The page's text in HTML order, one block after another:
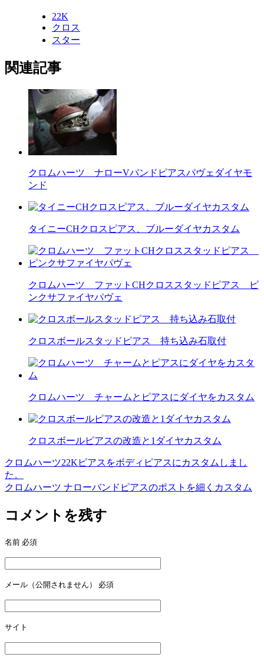
22K
クロス
スター
関連記事
クロムハーツ ナローVバンドピアスパヴェダイヤモ
ンド
タイニーCHクロスピアス、ブルーダイヤカスタム
クロムハーツ ファットCHクロススタッドピアス ピ
ンクサファイヤパヴェ
クロスボールスタッドピアス 持ち込み石取付
クロムハーツ チャームとピアスにダイヤをカスタム
クロスボールピアスの改造と1ダイヤカスタム
投
稿
ビ
ゲ
ー
シ
ョ
ン
クロムハーツ22Kピアスをボディピアスにカスタムしまし
た。
クロムハーツ ナローバンドピアスのポストを細くカスタム
コメントを残す
名前 必須
メール（公開されません） 必須
サイト